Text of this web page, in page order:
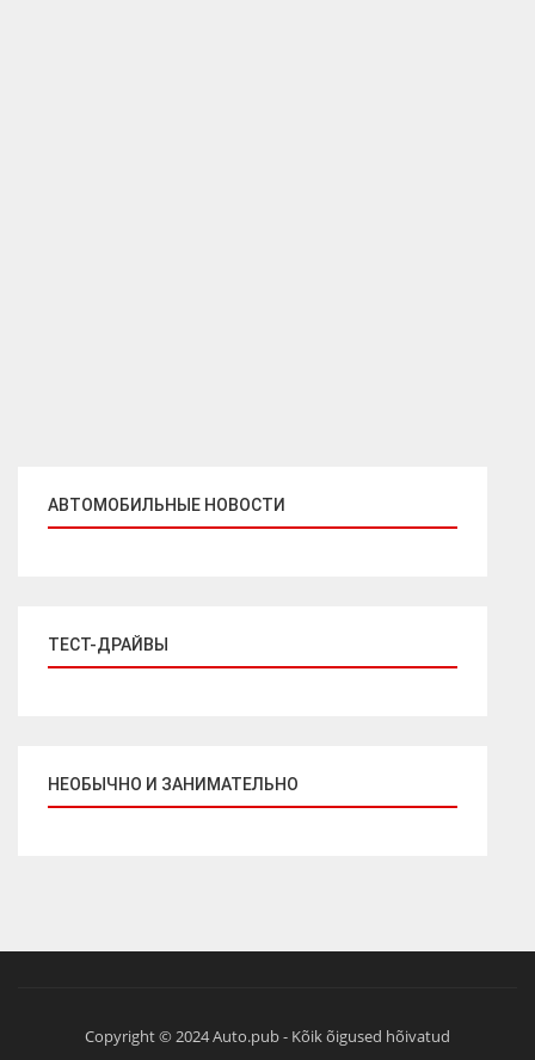
АВТОМОБИЛЬНЫЕ НОВОСТИ
ТЕСТ-ДРАЙВЫ
НЕОБЫЧНО И ЗАНИМАТЕЛЬНО
Copyright © 2024 Auto.pub - Kõik õigused hõivatud